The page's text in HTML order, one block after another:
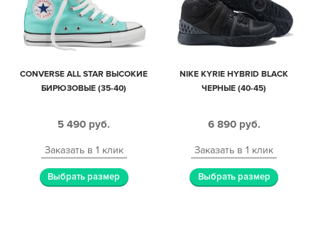
CONVERSE ALL STAR ВЫСОКИЕ
БИРЮЗОВЫЕ (35-40)
5 490 руб.
Заказать в 1 клик
Выбрать размер
NIKE KYRIE HYBRID BLACK
ЧЕРНЫЕ (40-45)
6 890 руб.
Заказать в 1 клик
Выбрать размер